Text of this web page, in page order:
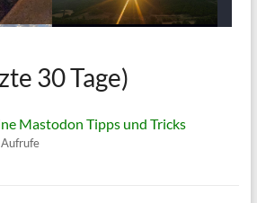
30 Tage)
Mastodon Tipps und Tricks